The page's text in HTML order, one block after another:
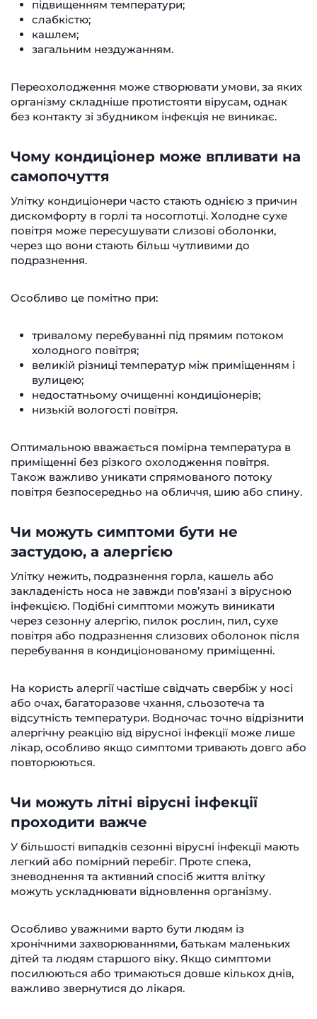
підвищенням температури;
слабкістю;
кашлем;
загальним нездужанням.
Переохолодження може створювати умови, за яких
організму складніше протистояти вірусам, однак
без контакту зі збудником інфекція не виникає.
Чому кондиціонер може впливати на
самопочуття
Улітку кондиціонери часто стають однією з причин
дискомфорту в горлі та носоглотці. Холодне сухе
повітря може пересушувати слизові оболонки,
через що вони стають більш чутливими до
подразнення.
Особливо це помітно при:
тривалому перебуванні під прямим потоком
холодного повітря;
великій різниці температур між приміщенням і
вулицею;
недостатньому очищенні кондиціонерів;
низькій вологості повітря.
Оптимальною вважається помірна температура в
приміщенні без різкого охолодження повітря.
Також важливо уникати спрямованого потоку
повітря безпосередньо на обличчя, шию або спину.
Чи можуть симптоми бути не
застудою, а алергією
Улітку нежить, подразнення горла, кашель або
закладеність носа не завжди пов’язані з вірусною
інфекцією. Подібні симптоми можуть виникати
через сезонну алергію, пилок рослин, пил, сухе
повітря або подразнення слизових оболонок після
перебування в кондиціонованому приміщенні.
На користь алергії частіше свідчать свербіж у носі
або очах, багаторазове чхання, сльозотеча та
відсутність температури. Водночас точно відрізнити
алергічну реакцію від вірусної інфекції може лише
лікар, особливо якщо симптоми тривають довго або
повторюються.
Чи можуть літні вірусні інфекції
проходити важче
У більшості випадків сезонні вірусні інфекції мають
легкий або помірний перебіг. Проте спека,
зневоднення та активний спосіб життя влітку
можуть ускладнювати відновлення організму.
Особливо уважними варто бути людям із
хронічними захворюваннями, батькам маленьких
дітей та людям старшого віку. Якщо симптоми
посилюються або тримаються довше кількох днів,
важливо звернутися до лікаря.